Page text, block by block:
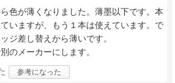
色が薄くなりました。薄墨以下です。本
いますが、もう１本は使えています。で
ジ差し替えから薄いです。
のメーカーにします。
参考になった